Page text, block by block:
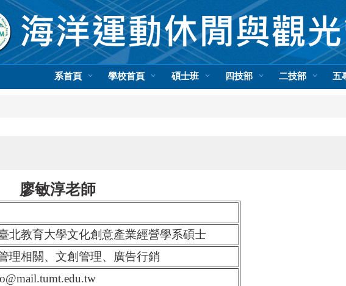
系首頁 學校首頁 碩士班 四技部 二技部 五
廖敏淳老師
北教育大學文化創意產業經營學系碩士
理相關、文創管理、廣告行銷